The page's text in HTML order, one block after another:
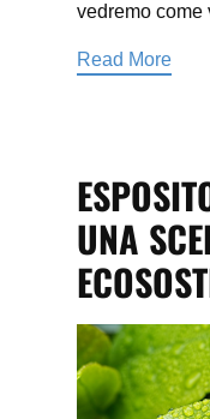
vedremo come
Read More
UNA